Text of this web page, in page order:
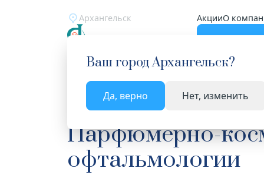
Архангельск АкцииО
Ваш городАрхангельск?
Да, верно Нет, изменить
Главная Каталог Косметика Парфюмерно-
Парфюмерно-
офтальмологии